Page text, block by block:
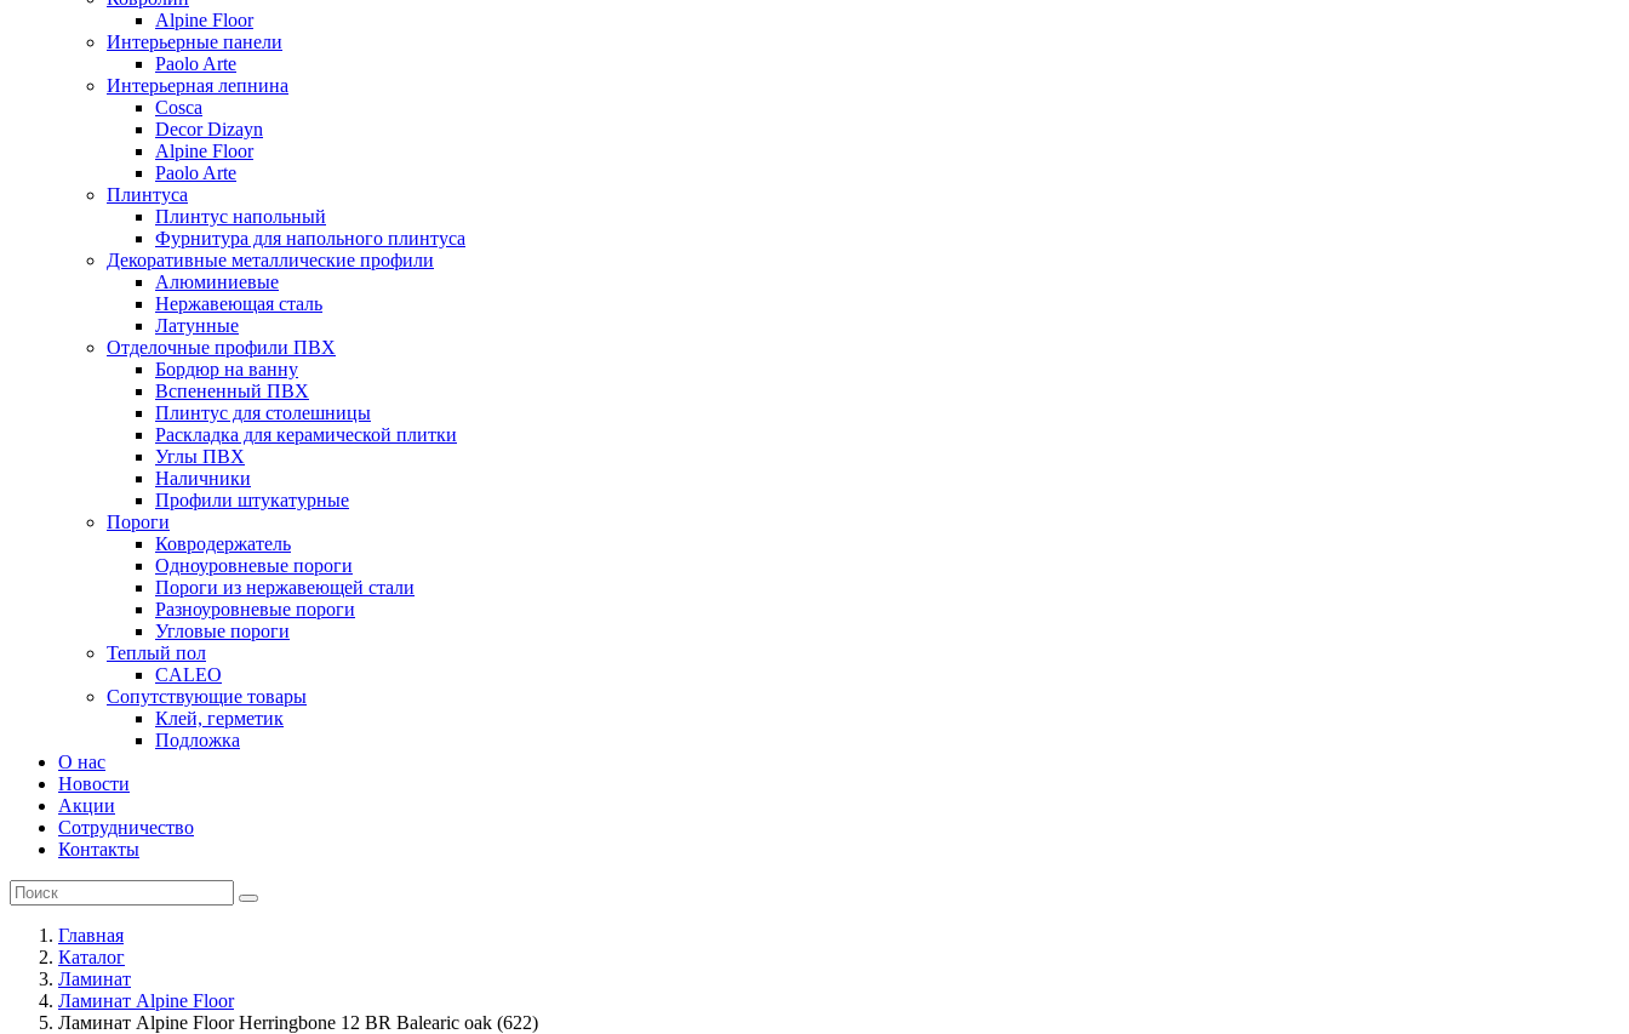
Alpine Floor
Интерьерные панели
Paolo Arte
Интерьерная лепнина
Cosca
Decor Dizayn
Alpine Floor
Paolo Arte
Плинтуса
Плинтус напольный
Фурнитура для напольного плинтуса
Декоративные металлические профили
Алюминиевые
Нержавеющая сталь
Латунные
Отделочные профили ПВХ
Бордюр на ванну
Вспененный ПВХ
Плинтус для столешницы
Раскладка для керамической плитки
Углы ПВХ
Наличники
Профили штукатурные
Пороги
Ковродержатель
Одноуровневые пороги
Пороги из нержавеющей стали
Разноуровневые пороги
Угловые пороги
Теплый пол
CALEO
Сопутствующие товары
Клей, герметик
Подложка
О нас
Новости
Акции
Сотрудничество
Контакты
Главная
Каталог
Ламинат
Ламинат Alpine Floor
Ламинат Alpine Floor Herringbone 12 BR Balearic oak (622)